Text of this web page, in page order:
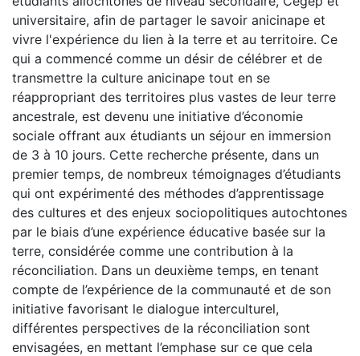
universitaire, afin de partager le savoir anicinape et
vivre l'expérience du lien à la terre et au territoire. Ce
qui a commencé comme un désir de célébrer et de
transmettre la culture anicinape tout en se
réappropriant des territoires plus vastes de leur terre
ancestrale, est devenu une initiative d’économie
sociale offrant aux étudiants un séjour en immersion
de 3 à 10 jours. Cette recherche présente, dans un
premier temps, de nombreux témoignages d’étudiants
qui ont expérimenté des méthodes d’apprentissage
des cultures et des enjeux sociopolitiques autochtones
par le biais d’une expérience éducative basée sur la
terre, considérée comme une contribution à la
réconciliation. Dans un deuxième temps, en tenant
compte de l’expérience de la communauté et de son
initiative favorisant le dialogue interculturel,
différentes perspectives de la réconciliation sont
envisagées, en mettant l’emphase sur ce que cela